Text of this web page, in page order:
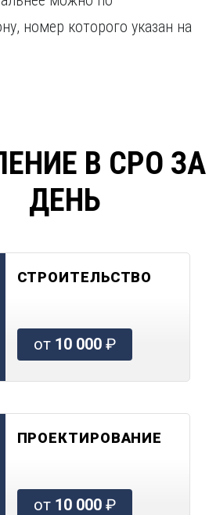
номер которого указан на
В СРО
ДЕНЬ
СТРОИТЕЛЬСТВО
от 10 000₽
ПРОЕКТИРОВАНИЕ
от 10 000₽